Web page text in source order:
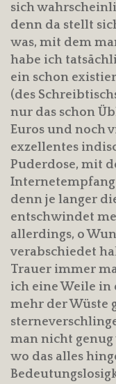
sich
denn da stellt
was, mit dem
habe ich
ein schon
(des
nur das schon
Euros und noch
exzellentes
Puderdose, mit
Internetempfang
denn je langer
entschwindet
allerdings, o
verabschiedet
Trauer immer
ich eine Weile in
mehr der Wüste
man nicht genug
wo das alles